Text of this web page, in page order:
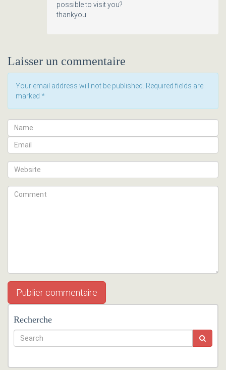
possible to visit you?
thankyou
Laisser un commentaire
Your email address will not be published. Required fields are
marked *
Recherche